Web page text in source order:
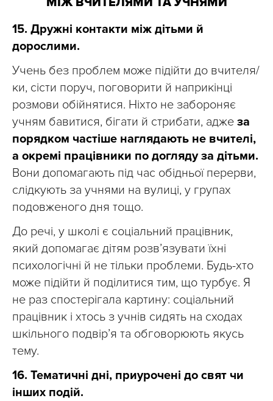
15. Дружні контакти між дітьми й
дорослими.
Учень без проблем може підійти до вчителя/
ки, сісти поруч, поговорити й наприкінці
розмови обійнятися. Ніхто не забороняє
учням бавитися, бігати й стрибати, адже за
порядком частіше наглядають не вчителі,
а окремі працівники по догляду за дітьми.
Вони допомагають під час обідньої перерви,
слідкують за учнями на вулиці, у групах
подовженого дня тощо.
До речі, у школі є соціальний працівник,
який допомагає дітям розвʼязувати їхні
психологічні й не тільки проблеми. Будь-хто
може підійти й поділитися тим, що турбує. Я
не раз спостерігала картину: соціальний
працівник і хтось з учнів сидять на сходах
шкільного подвір’я та обговорюють якусь
тему.
16. Тематичні дні, приурочені до свят чи
інших подій.